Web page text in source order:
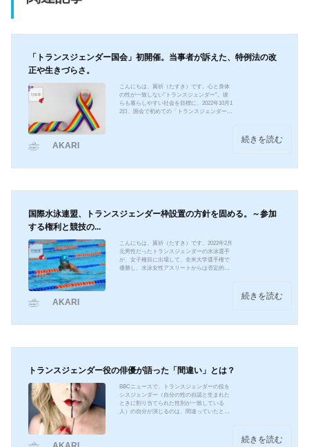
「トランスジェンダー国会」初開催。当事者が訴えた、特例法の改
正や生きづらさ。
こんにちは、翼祈（たすき）です。心と身体
の性が一致しない”トランスジェンダー”。彼
らも暮らしやすい社会を目標に、2022年10月1
2日、国会で初めての「トランスジェンダー国
今回は彼らが「トランスジェンダー集会」で
続きを読む
AKARI
国際水泳連盟、トランスジェンダー枠設置の方針を固める。～参加
する権利と競技の...
こんにちは、翼祈（たすき）です。2022年2月
元男性だったトランスジェンダーの水泳選手
が、女子種目に出場して、全米大学選手権で
優勝し、水泳女性アスリートからは否定的な
手を巡る議論について、考えていきたいと思
続きを読む
AKARI
トランスジェンダー役の俳優が語った「間違い」とは？
BBCニュースで、トランスジェンダーの役を
シスジェンダー（自分の性の自認と生まれた
ときに割り当てられた性別が一致している
人）の自分が演じるのは、間違っていたと発
続きを読む